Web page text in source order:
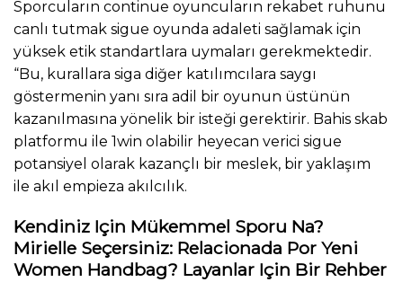
Sporcuların continue oyuncuların rekabet ruhunu
canlı tutmak sigue oyunda adaleti sağlamak için
yüksek etik standartlara uymaları gerekmektedir.
“Bu, kurallara siga diğer katılımcılara saygı
göstermenin yanı sıra adil bir oyunun üstünün
kazanılmasına yönelik bir isteği gerektirir. Bahis skab
platformu ile 1win olabilir heyecan verici sigue
potansiyel olarak kazançlı bir meslek, bir yaklaşım
ile akıl empieza akılcılık.
Kendiniz Için Mükemmel Sporu Na?
Mirielle Seçersiniz: Relacionada Por Yeni
Women Handbag? Layanlar Için Bir Rehber